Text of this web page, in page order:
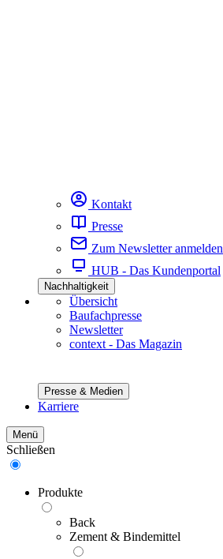
Kontakt
Presse
Zum Newsletter anmelden
HUB - Das Kundenportal
Nachhaltigkeit
Übersicht
Baufachpresse
Newsletter
context - Das Magazin
Presse & Medien
Karriere
Menü
Schließen
Produkte
Back
Zement & Bindemittel